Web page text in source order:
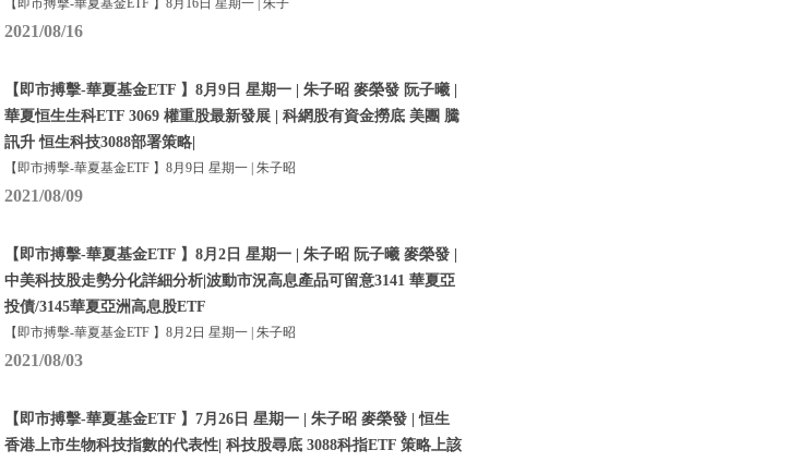
【即市搏擊-華夏基金ETF 】8月16日 星期一 | 朱子
2021/08/16
【即市搏擊-華夏基金ETF 】8月9日 星期一 | 朱子昭 麥榮發 阮子曦 |
華夏恒生生科ETF 3069 權重股最新發展 | 科網股有資金撈底 美團 騰
訊升 恒生科技3088部署策略|
【即市搏擊-華夏基金ETF 】8月9日 星期一 | 朱子昭
2021/08/09
【即市搏擊-華夏基金ETF 】8月2日 星期一 | 朱子昭 阮子曦 麥榮發 |
中美科技股走勢分化詳細分析|波動市況高息產品可留意3141 華夏亞
投債/3145華夏亞洲高息股ETF
【即市搏擊-華夏基金ETF 】8月2日 星期一 | 朱子昭
2021/08/03
【即市搏擊-華夏基金ETF 】7月26日 星期一 | 朱子昭 麥榮發 | 恒生
香港上市生物科技指數的代表性| 科技股尋底 3088科指ETF 策略上該